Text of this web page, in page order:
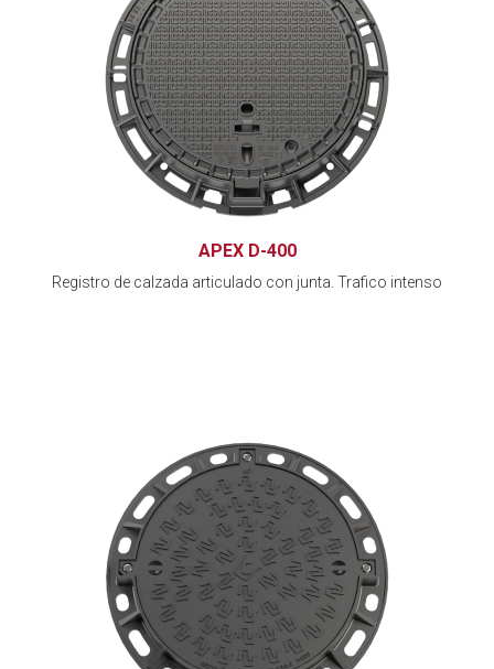
APEX D-400
Registro de calzada articulado con junta. Trafico intenso